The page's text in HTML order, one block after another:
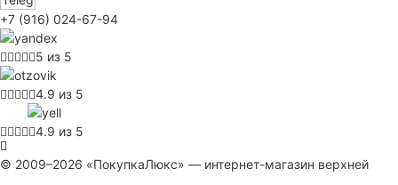
+7 (916) 024-67-94
5 из 5
4.9 из 5
4.9 из 5
© 2009–2026 «ПокупкаЛюкс» — интернет-магазин верхней